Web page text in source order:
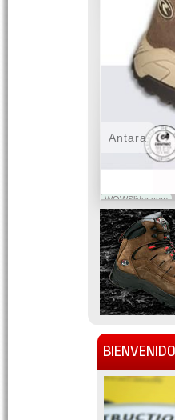
WOWSlider.com
Antara